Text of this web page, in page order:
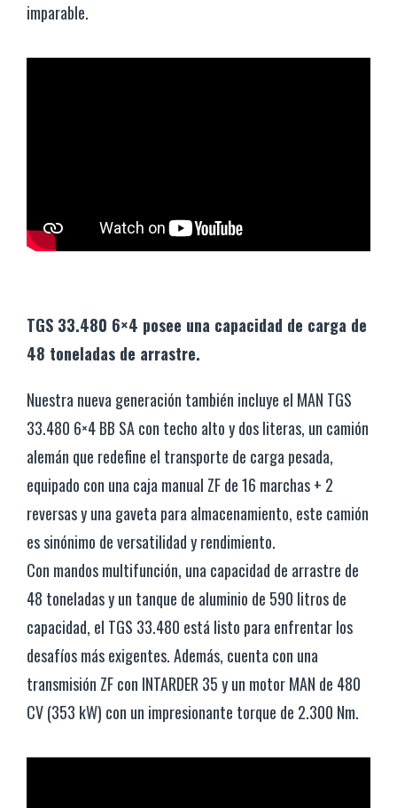
imparable.
TGS 33.480 6×4 posee una capacidad de carga de
48 toneladas de arrastre.
Nuestra nueva generación también incluye el MAN TGS
33.480 6×4 BB SA con techo alto y dos literas, un camión
alemán que redefine el transporte de carga pesada,
equipado con una caja manual ZF de 16 marchas + 2
reversas y una gaveta para almacenamiento, este camión
es sinónimo de versatilidad y rendimiento.
Con mandos multifunción, una capacidad de arrastre de
48 toneladas y un tanque de aluminio de 590 litros de
capacidad, el TGS 33.480 está listo para enfrentar los
desafíos más exigentes. Además, cuenta con una
transmisión ZF con INTARDER 35 y un motor MAN de 480
CV (353 kW) con un impresionante torque de 2.300 Nm.